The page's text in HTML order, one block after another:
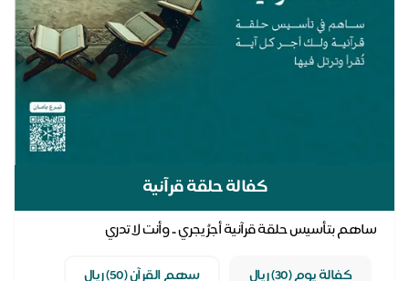
كفالة حلقة قرآنية
ساهم بتأسيس حلقة قرآنية أجرُ يجري .. وأنت لا تدري
كفالة يوم (30) ريال
سهم القرآن (50) ريال